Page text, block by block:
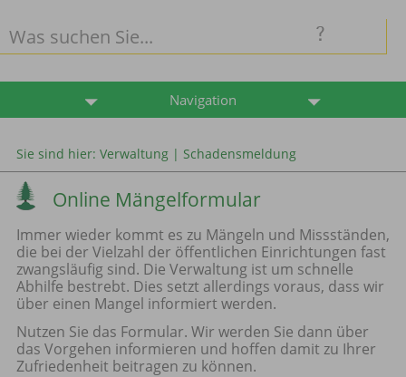
Navigation
Sie sind hier: Verwaltung| Schadensmeldung
Online Mängelformular
Immer wieder kommt es zu Mängeln und Missständen,
die bei der Vielzahl der öffentlichen Einrichtungen fast
zwangsläufig sind. Die Verwaltung ist um schnelle
Abhilfe bestrebt. Dies setzt allerdings voraus, dass wir
über einen Mangel informiert werden.
Nutzen Sie das Formular. Wir werden Sie dann über
das Vorgehen informieren und hoffen damit zu Ihrer
Zufriedenheit beitragen zu können.